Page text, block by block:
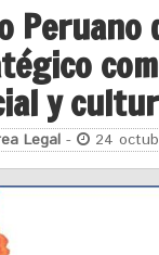
Peruano
y
Legal - 24